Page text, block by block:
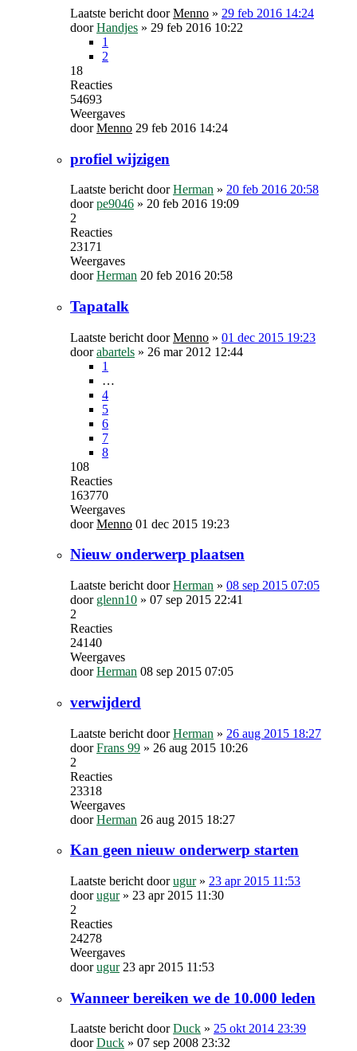
Laatste bericht doorMenno » 29 feb 2016 14:24
doorHandjes » 29 feb 2016 10:22
1
2
18
Reacties
54693
Weergaves
doorMenno 29 feb 2016 14:24
profiel wijzigen
Laatste bericht doorHerman » 20 feb 2016 20:58
doorpe9046 » 20 feb 2016 19:09
2
Reacties
23171
Weergaves
doorHerman 20 feb 2016 20:58
Tapatalk
Laatste bericht doorMenno » 01 dec 2015 19:23
doorabartels » 26 mar 2012 12:44
1
…
4
5
6
7
8
108
Reacties
163770
Weergaves
doorMenno 01 dec 2015 19:23
Nieuw onderwerp plaatsen
Laatste bericht doorHerman » 08 sep 2015 07:05
door glenn10 » 07 sep 2015 22:41
2
Reacties
24140
Weergaves
doorHerman 08 sep 2015 07:05
verwijderd
Laatste bericht doorHerman » 26 aug 2015 18:27
doorFrans 99 » 26 aug 2015 10:26
2
Reacties
23318
Weergaves
doorHerman 26 aug 2015 18:27
Kan geen nieuw onderwerp starten
Laatste bericht doorugur» 23 apr 2015 11:53
doorugur» 23 apr 2015 11:30
2
Reacties
24278
Weergaves
doorugur 23 apr 2015 11:53
Wanneer bereiken we de 10.000 leden
Laatste bericht doorDuck » 25 okt 2014 23:39
doorDuck » 07 sep 2008 23:32